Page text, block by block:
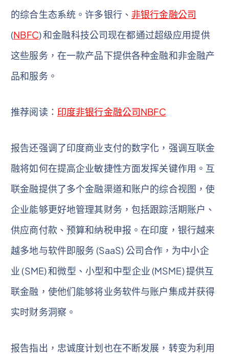
的综合生态系统。许多银行、 非银行金融公司
(NBFC) 和金融科技公司现在都通过超级应用提供
这些服务，在一款产品下提供各种金融和非金融产
品和服务。
推荐阅读： 印度非银行金融公司NBFC
报告还强调了印度商业支付的数字化，强调互联金
融将如何在提高企业敏捷性方面发挥关键作用。互
联金融提供了多个金融渠道和账户的综合视图，使
企业能够更好地管理其财务，包括跟踪活期账户、
供应商付款、预算和纳税申报。在印度，银行越来
越多地与软件即服务 (SaaS) 公司合作，为中小企
业 (SME) 和微型、小型和中型企业 (MSME) 提供互
联金融，使他们能够将业务软件与账户集成并获得
实时财务洞察。
报告指出，忠诚度计划也在不断发展，转变为利用